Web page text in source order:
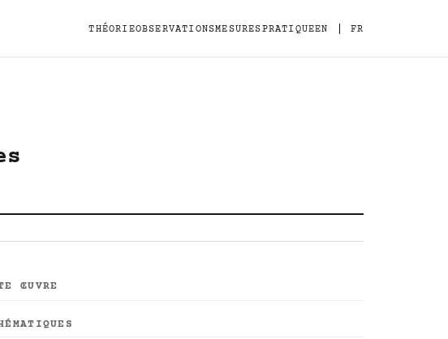
THÉORIEOBSERVATIONSMESURESPRATIQUEEN FR
ŒUVRE